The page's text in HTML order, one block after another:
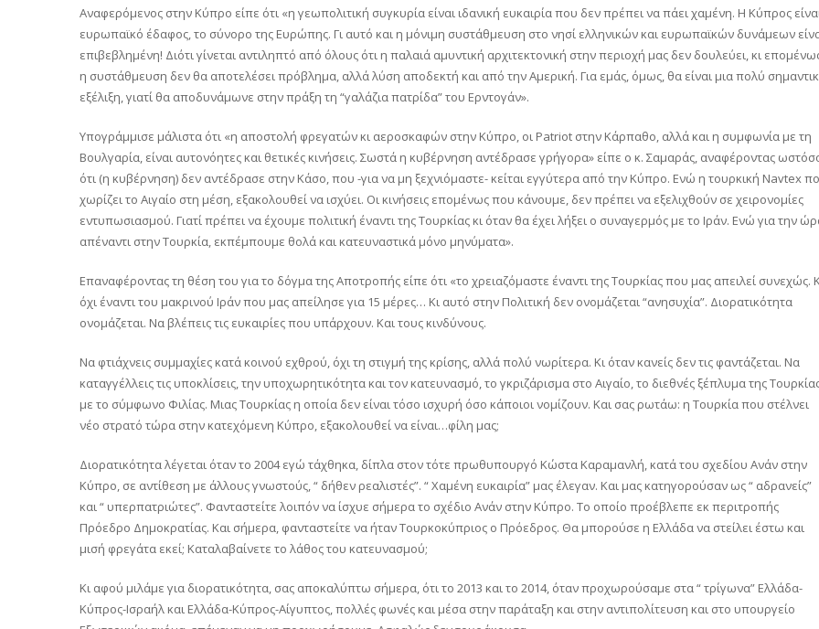
Αναφερόμενος στην Κύπρο είπε ότι «η γεωπολιτική συγκυρία είναι ιδανική ευκαιρία που δεν πρέπει να πάει χαμένη. Η Κύπρος
ευρωπαϊκό έδαφος, το σύνορο της Ευρώπης. Γι αυτό και η μόνιμη συστάθμευση στο νησί ελληνικών και ευρωπαϊκών δυνάμεων
επιβεβλημένη! Διότι γίνεται αντιληπτό από όλους ότι η παλαιά αμυντική αρχιτεκτονική στην περιοχή μας δεν δουλεύει, κι
η συστάθμευση δεν θα αποτελέσει πρόβλημα, αλλά λύση αποδεκτή και από την Αμερική. Για εμάς, όμως, θα είναι μια πολύ
εξέλιξη, γιατί θα αποδυνάμωνε στην πράξη τη “γαλάζια πατρίδα” του Ερντογάν».
Υπογράμμισε μάλιστα ότι «η αποστολή φρεγατών κι αεροσκαφών στην Κύπρο, οι Patriot στην Κάρπαθο, αλλά και η συμφωνία με τη
Βουλγαρία, είναι αυτονόητες και θετικές κινήσεις. Σωστά η κυβέρνηση αντέδρασε γρήγορα» είπε ο κ. Σαμαράς, αναφέροντας
ότι (η κυβέρνηση) δεν αντέδρασε στην Κάσο, που -για να μη ξεχνιόμαστε- κείται εγγύτερα από την Κύπρο. Ενώ η τουρκική Νavtex
χωρίζει το Αιγαίο στη μέση, εξακολουθεί να ισχύει. Οι κινήσεις επομένως που κάνουμε, δεν πρέπει να εξελιχθούν σε χειρονομίες
εντυπωσιασμού. Γιατί πρέπει να έχουμε πολιτική έναντι της Τουρκίας κι όταν θα έχει λήξει ο συναγερμός με το Ιράν. Ενώ για την
απέναντι στην Τουρκία, εκπέμπουμε θολά και κατευναστικά μόνο μηνύματα».
Επαναφέροντας τη θέση του για το δόγμα της Αποτροπής είπε ότι «το χρειαζόμαστε έναντι της Τουρκίας που μας απειλεί συνεχώς.
όχι έναντι του μακρινού Ιράν που μας απείλησε για 15 μέρες… Κι αυτό στην Πολιτική δεν ονομάζεται “ανησυχία”. Διορατικότητα
ονομάζεται. Να βλέπεις τις ευκαιρίες που υπάρχουν. Και τους κινδύνους.
Να φτιάχνεις συμμαχίες κατά κοινού εχθρού, όχι τη στιγμή της κρίσης, αλλά πολύ νωρίτερα. Κι όταν κανείς δεν τις φαντάζεται. Να
καταγγέλλεις τις υποκλίσεις, την υποχωρητικότητα και τον κατευνασμό, το γκριζάρισμα στο Αιγαίο, το διεθνές ξέπλυμα της
με το σύμφωνο Φιλίας. Μιας Τουρκίας η οποία δεν είναι τόσο ισχυρή όσο κάποιοι νομίζουν. Και σας ρωτάω: η Τουρκία που στέλνει
νέο στρατό τώρα στην κατεχόμενη Κύπρο, εξακολουθεί να είναι…φίλη μας;
Διορατικότητα λέγεται όταν το 2004 εγώ τάχθηκα, δίπλα στον τότε πρωθυπουργό Κώστα Καραμανλή, κατά του σχεδίου Ανάν στην
Κύπρο, σε αντίθεση με άλλους γνωστούς, “ δήθεν ρεαλιστές”. “ Χαμένη ευκαιρία” μας έλεγαν. Και μας κατηγορούσαν ως “ αδρανείς”
και “ υπερπατριώτες”. Φανταστείτε λοιπόν να ίσχυε σήμερα το σχέδιο Ανάν στην Κύπρο. Το οποίο προέβλεπε εκ περιτροπής
Πρόεδρο Δημοκρατίας. Και σήμερα, φανταστείτε να ήταν Τουρκοκύπριος ο Πρόεδρος. Θα μπορούσε η Ελλάδα να στείλει έστω και
μισή φρεγάτα εκεί; Καταλαβαίνετε το λάθος του κατευνασμού;
Κι αφού μιλάμε για διορατικότητα, σας αποκαλύπτω σήμερα, ότι το 2013 και το 2014, όταν προχωρούσαμε στα “ τρίγωνα” Ελλάδα-
Κύπρος-Ισραήλ και Ελλάδα-Κύπρος-Αίγυπτος, πολλές φωνές και μέσα στην παράταξη και στην αντιπολίτευση και στο υπουργείο